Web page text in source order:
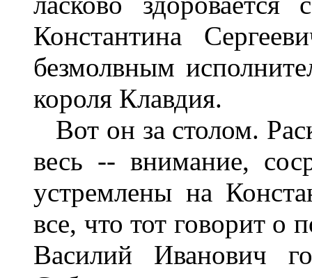
Константина
безмолвным
короля Клавдия.
Вот он за столом.
весь -- внимание,
устремлены на
все, что тот говорит о
Василий Иванович